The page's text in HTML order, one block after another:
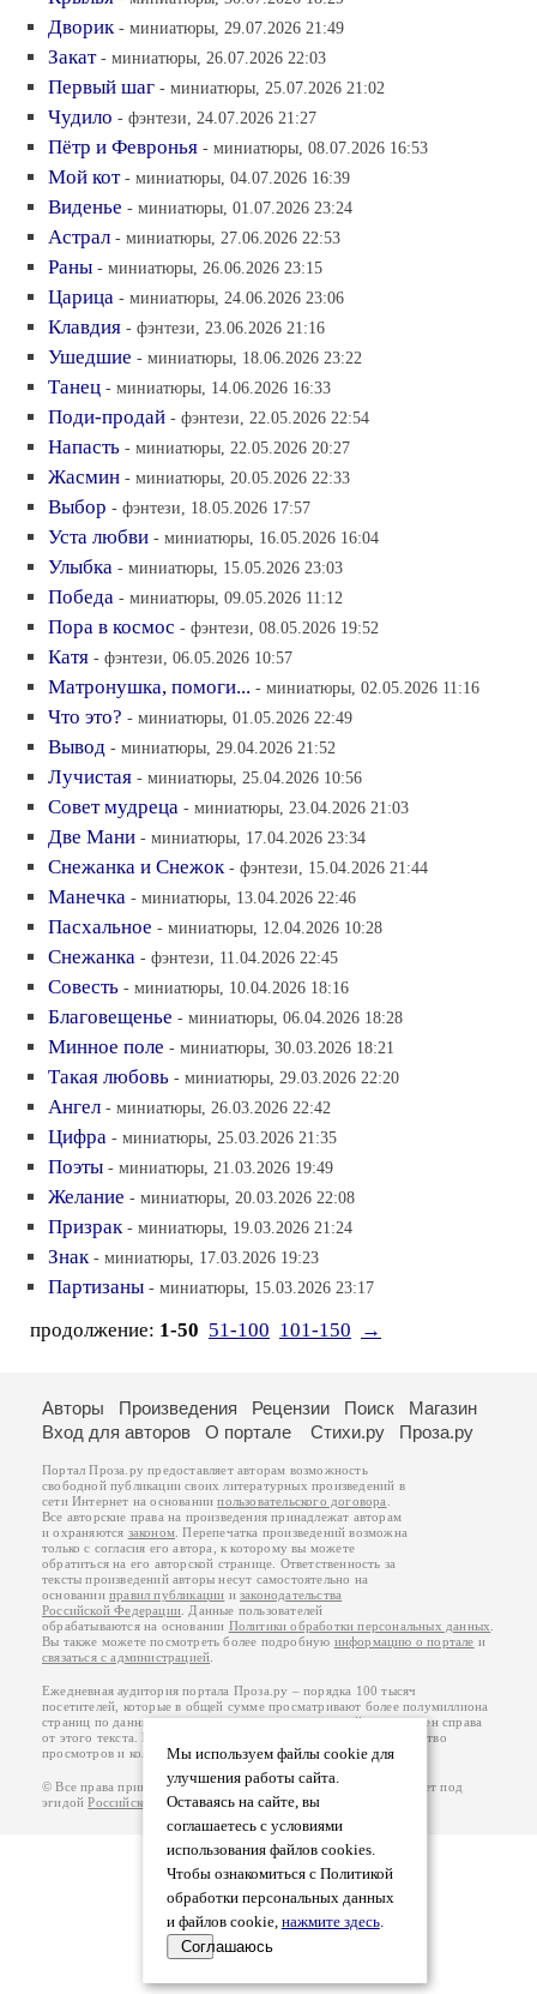
Дворик - миниатюры, 29.07.2026 21:49
Закат - миниатюры, 26.07.2026 22:03
Первый шаг - миниатюры, 25.07.2026 21:02
Чудило - фэнтези, 24.07.2026 21:27
Пётр и Февронья - миниатюры, 08.07.2026 16:53
Мой кот - миниатюры, 04.07.2026 16:39
Виденье - миниатюры, 01.07.2026 23:24
Астрал - миниатюры, 27.06.2026 22:53
Раны - миниатюры, 26.06.2026 23:15
Царица - миниатюры, 24.06.2026 23:06
Клавдия - фэнтези, 23.06.2026 21:16
Ушедшие - миниатюры, 18.06.2026 23:22
Танец - миниатюры, 14.06.2026 16:33
Поди-продай - фэнтези, 22.05.2026 22:54
Напасть - миниатюры, 22.05.2026 20:27
Жасмин - миниатюры, 20.05.2026 22:33
Выбор - фэнтези, 18.05.2026 17:57
Уста любви - миниатюры, 16.05.2026 16:04
Улыбка - миниатюры, 15.05.2026 23:03
Победа - миниатюры, 09.05.2026 11:12
Пора в космос - фэнтези, 08.05.2026 19:52
Катя - фэнтези, 06.05.2026 10:57
Матронушка, помоги... - миниатюры, 02.05.2026 11:16
Что это? - миниатюры, 01.05.2026 22:49
Вывод - миниатюры, 29.04.2026 21:52
Лучистая - миниатюры, 25.04.2026 10:56
Совет мудреца - миниатюры, 23.04.2026 21:03
Две Мани - миниатюры, 17.04.2026 23:34
Снежанка и Снежок - фэнтези, 15.04.2026 21:44
Манечка - миниатюры, 13.04.2026 22:46
Пасхальное - миниатюры, 12.04.2026 10:28
Снежанка - фэнтези, 11.04.2026 22:45
Совесть - миниатюры, 10.04.2026 18:16
Благовещенье - миниатюры, 06.04.2026 18:28
Минное поле - миниатюры, 30.03.2026 18:21
Такая любовь - миниатюры, 29.03.2026 22:20
Ангел - миниатюры, 26.03.2026 22:42
Цифра - миниатюры, 25.03.2026 21:35
Поэты - миниатюры, 21.03.2026 19:49
Желание - миниатюры, 20.03.2026 22:08
Призрак - миниатюры, 19.03.2026 21:24
Знак - миниатюры, 17.03.2026 19:23
Партизаны - миниатюры, 15.03.2026 23:17
продолжение: 1-50 51-100 101-150 →
Мы используем файлы cookie для
улучшения работы сайта.
Оставаясь на сайте, вы
соглашаетесь с условиями
использования файлов cookies.
Чтобы ознакомиться с Политикой
обработки персональных данных
и файлов cookie, нажмите здесь.
Соглашаюсь
Авторы Произведения Рецензии Поиск
Магазин
Вход для авторов
О портале Стихи.ру Проза.ру
Портал Проза.ру предоставляет авторам возможность
свободной публикации своих литературных произведений в
сети Интернет на основаниипользовательского договора
Все авторские права на произведения принадлежат авторам
и охраняются законом . Перепечатка произведений возможна
только с согласия его автора, к которому вы можете
обратиться на его авторской странице. Ответственность за
тексты произведений авторы несут самостоятельно на
основанииправил публикации изаконодательства
Российской Федерации . Данные пользователей
обрабатываются на основании Политики обработки персональных данных
Вы также можете посмотреть более подробную информацию о портале и
связаться с администрацией
Ежедневная аудитория портала Проза.ру – порядка 100 тысяч
посетителей, которые в общей сумме просматривают более полумиллиона
страниц по данным счетчика посещаемости, который расположен справа
от этого текста. В каждой графе указано по две цифры: количество
просмотров и количество посетителей.
© Все права принадлежат авторам, 2000-2026. Портал работает под
эгидойРоссийского союза писателей.18+